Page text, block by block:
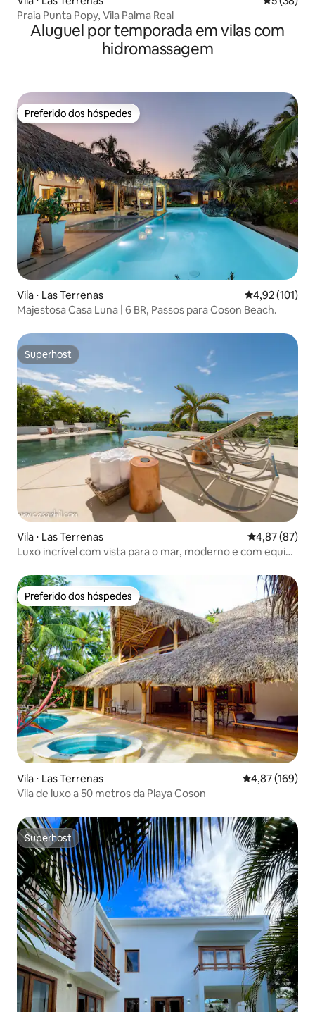
Praia Punta Popy, Vila Palma Real
Aluguel por temporada em vilas com
hidromassagem
Preferido dos hóspedes
Preferido dos hóspedes
Vila ⋅ Las Terrenas 4,92 de uma
4,92 (101)
Majestosa Casa Luna | 6 BR, Passos para Coson Beach.
Superhost
Superhost
Vila ⋅ Las Terrenas 4,87 de uma
4,87 (87)
Luxo incrível com vista para o mar, moderno e com equipe
Preferido dos hóspedes
Preferido dos hóspedes
Vila ⋅ Las Terrenas 4,87 de uma
4,87 (169)
Vila de luxo a 50 metros da Playa Coson
Superhost
Superhost